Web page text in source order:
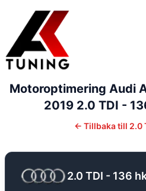
Motoroptimering Audi
2019 2.0 TDI -
← Tillbaka till 2.0
2.0 TDI - 136